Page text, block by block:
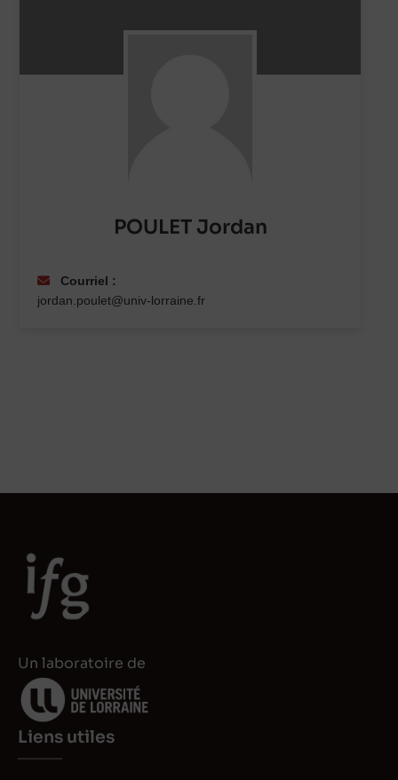
POULET Jordan
Courriel :
jordan.poulet@univ-lorraine.fr
Un laboratoire de
Liens utiles